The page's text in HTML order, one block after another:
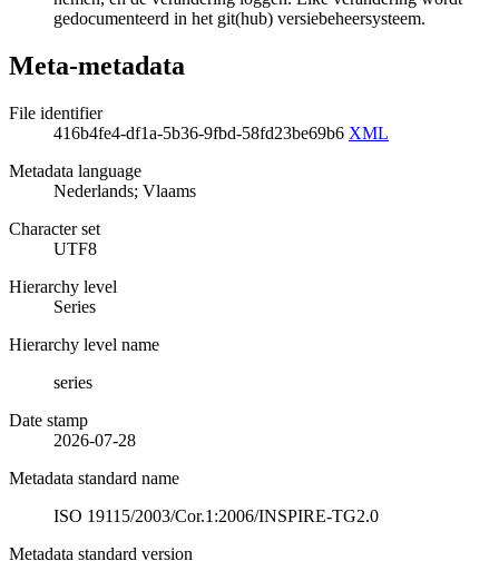
gedocumenteerd in het git(hub) versiebeheersysteem.
Meta-metadata
File identifier
416b4fe4-df1a-5b36-9fbd-58fd23be69b6 XML
Metadata language
Nederlands; Vlaams
Character set
UTF8
Hierarchy level
Series
Hierarchy level name
series
Date stamp
2026-07-28
Metadata standard name
ISO 19115/2003/Cor.1:2006/INSPIRE-TG2.0
Metadata standard version